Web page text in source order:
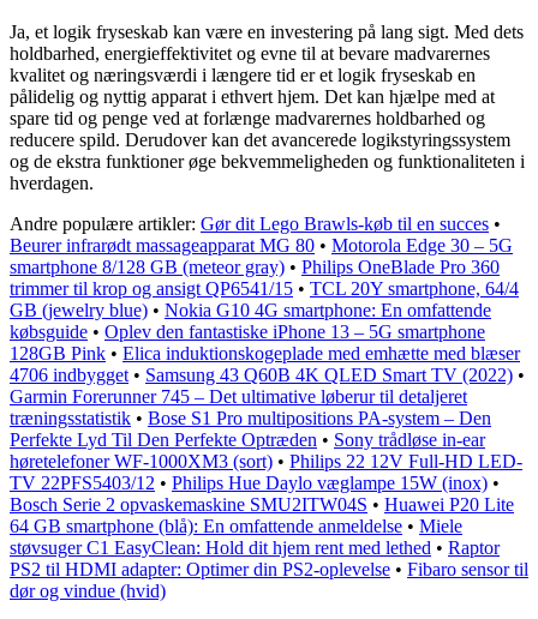
Ja, et logik fryseskab kan være en investering på lang sigt. Med dets
holdbarhed, energieffektivitet og evne til at bevare madvarernes
kvalitet og næringsværdi i længere tid er et logik fryseskab en
pålidelig og nyttig apparat i ethvert hjem. Det kan hjælpe med at
spare tid og penge ved at forlænge madvarernes holdbarhed og
reducere spild. Derudover kan det avancerede logikstyringssystem
og de ekstra funktioner øge bekvemmeligheden og funktionaliteten i
hverdagen.
Andre populære artikler: Gør dit Lego Brawls-køb til en succes •
Beurer infrarødt massageapparat MG 80 • Motorola Edge 30 – 5G
smartphone 8/128 GB (meteor gray) • Philips OneBlade Pro 360
trimmer til krop og ansigt QP6541/15 • TCL 20Y smartphone, 64/4
GB (jewelry blue) • Nokia G10 4G smartphone: En omfattende
købsguide • Oplev den fantastiske iPhone 13 – 5G smartphone
128GB Pink • Elica induktionskogeplade med emhætte med blæser
4706 indbygget • Samsung 43 Q60B 4K QLED Smart TV (2022) •
Garmin Forerunner 745 – Det ultimative løberur til detaljeret
træningsstatistik • Bose S1 Pro multipositions PA-system – Den
Perfekte Lyd Til Den Perfekte Optræden • Sony trådløse in-ear
høretelefoner WF-1000XM3 (sort) • Philips 22 12V Full-HD LED-
TV 22PFS5403/12 • Philips Hue Daylo væglampe 15W (inox) •
Bosch Serie 2 opvaskemaskine SMU2ITW04S • Huawei P20 Lite
64 GB smartphone (blå): En omfattende anmeldelse • Miele
støvsuger C1 EasyClean: Hold dit hjem rent med lethed • Raptor
PS2 til HDMI adapter: Optimer din PS2-oplevelse • Fibaro sensor til
dør og vindue (hvid)